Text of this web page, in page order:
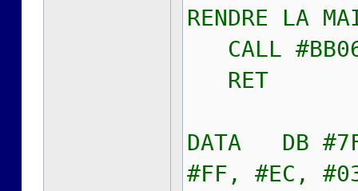
RENDRE LA
CALL
RET ;
DATA DB
#FF, #EC,